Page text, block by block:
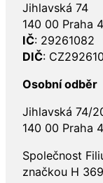
Jihlavská 74
140 00 Praha 4
IČ: 29261082
DIČ:
Osobní odběr
Jihlavská 74/
140 00 Praha 4
Společnost
značkou H